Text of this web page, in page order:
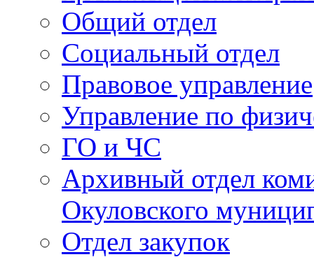
Общий отдел
Социальный отдел
Правовое управление
Управление по
ГО и ЧС
Архивный отдел
Окуловского
Отдел закупок